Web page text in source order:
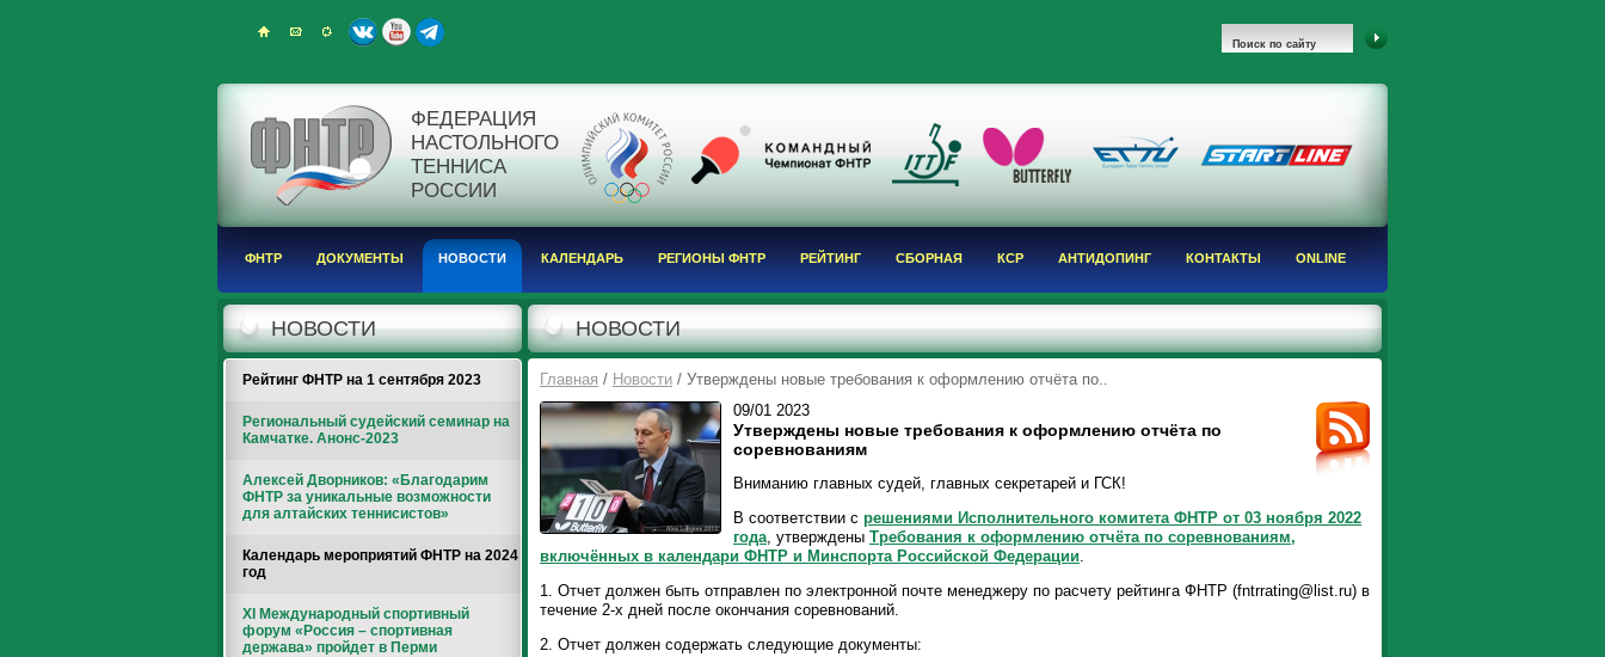
ФЕДЕРАЦИЯ
НАСТОЛЬНОГО
ТЕННИСА
РОССИИ
ФНТР ДОКУМЕНТЫ НОВОСТИ КАЛЕНДАРЬ РЕГИОНЫ ФНТР РЕЙТИНГ СБОРНАЯ КСР АНТИДОПИНГ КОНТАКТЫ ONLINE
НОВОСТИ
Рейтинг ФНТР на 1 сентября 2023
Региональный судейский семинар на
Камчатке. Анонс-2023
Алексей Дворников: «Благодарим
ФНТР за уникальные возможности
для алтайских теннисистов»
Календарь мероприятий ФНТР на 2024
год
XI Международный спортивный
форум «Россия – спортивная
держава» пройдет в Перми
НОВОСТИ
Главная / Новости / Утверждены новые требования к оформлению отчёта по..
09/01 2023
Утверждены новые требования к оформлению отчёта по
соревнованиям
Вниманию главных судей, главных секретарей и ГСК!
В соответствии с решениями Исполнительного комитета ФНТР от 03 ноября 2022
года, утверждены Требования к оформлению отчёта по соревнованиям,
включённых в календари ФНТР и Минспорта Российской Федерации.
1. Отчет должен быть отправлен по электронной почте менеджеру по расчету рейтинга ФНТР (fntrrating@list.ru) в
течение 2-х дней после окончания соревнований.
2. Отчет должен содержать следующие документы: